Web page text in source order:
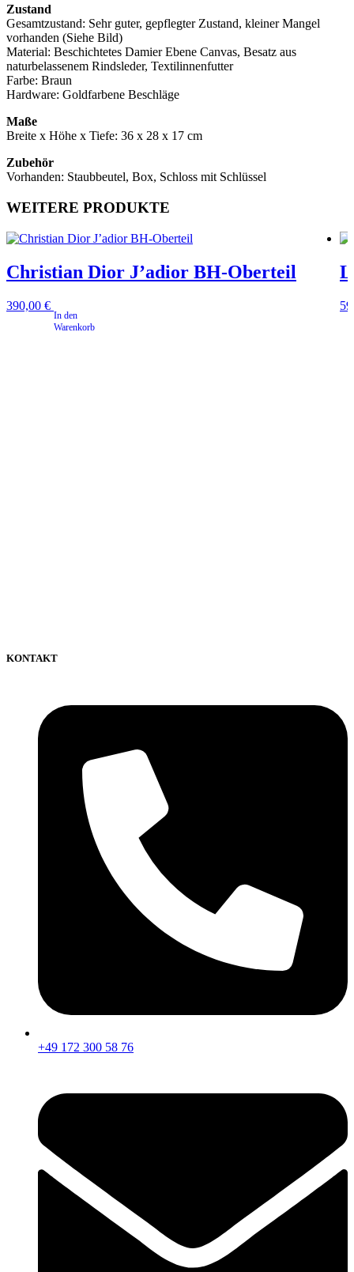
Zustand
Gesamtzustand: Sehr guter, gepflegter Zustand, kleiner Mangel
vorhanden (Siehe Bild)
Material: Beschichtetes Damier Ebene Canvas, Besatz aus
naturbelassenem Rindsleder, Textilinnenfutter
Farbe: Braun
Hardware: Goldfarbene Beschläge
Maße
Breite x Höhe x Tiefe: 36 x 28 x 17 cm
Zubehör
Vorhanden: Staubbeutel, Box, Schloss mit Schlüssel
WEITERE PRODUKTE
Christian Dior J’adior BH-Oberteil
390,00 €
KONTAKT
+49 172 300 58 76